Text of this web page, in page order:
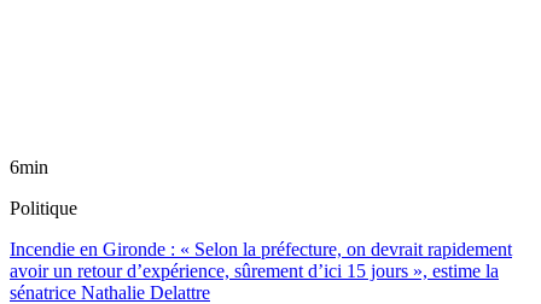
6min
Politique
Incendie en Gironde : « Selon la préfecture, on devrait rapidement
avoir un retour d’expérience, sûrement d’ici 15 jours », estime la
sénatrice Nathalie Delattre